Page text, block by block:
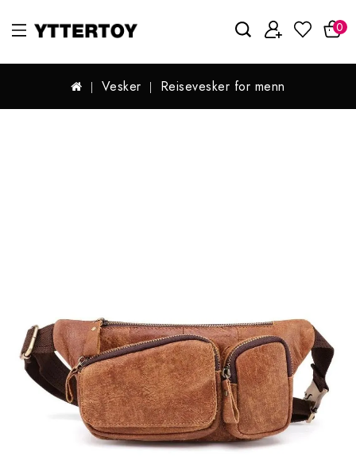
0
Vesker Reisevesker for menn